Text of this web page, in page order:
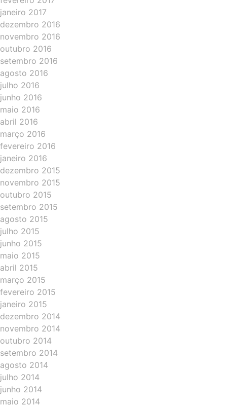
janeiro 2017
dezembro 2016
novembro 2016
outubro 2016
setembro 2016
agosto 2016
julho 2016
junho 2016
maio 2016
abril 2016
março 2016
fevereiro 2016
janeiro 2016
dezembro 2015
novembro 2015
outubro 2015
setembro 2015
agosto 2015
julho 2015
junho 2015
maio 2015
abril 2015
março 2015
fevereiro 2015
janeiro 2015
dezembro 2014
novembro 2014
outubro 2014
setembro 2014
agosto 2014
julho 2014
junho 2014
maio 2014